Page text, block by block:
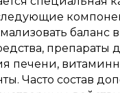
баланс
препараты
печени,
Часто состав